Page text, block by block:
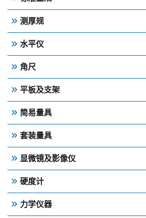
测厚规
水平仪
角尺
平板及支架
简易量具
套装量具
显微镜及影像仪
硬度计
力学仪器